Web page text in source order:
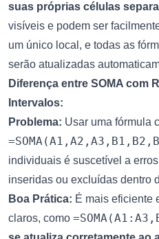
suas próprias células
visíveis e podem ser
um único local, e todas as
serão atualizadas
Diferença entre SOMA com
Intervalos:
Problema: Usar uma fórmula
individuais é suscetível a
inseridas ou excluídas dentro
Boa Prática: É mais eficiente
claros, como